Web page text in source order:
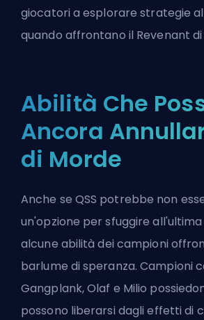
giocatori a esplorare strategie
quando affrontano il Revenant di
Abilità Che
Ancora
di Morde
Anche se QSS potrebbe non
un'opzione per sfuggire
alcune abilità dei campioni
barlume di speranza. Campioni
Gangplank, Olaf e Milio
possono liberarsi dagli effetti di